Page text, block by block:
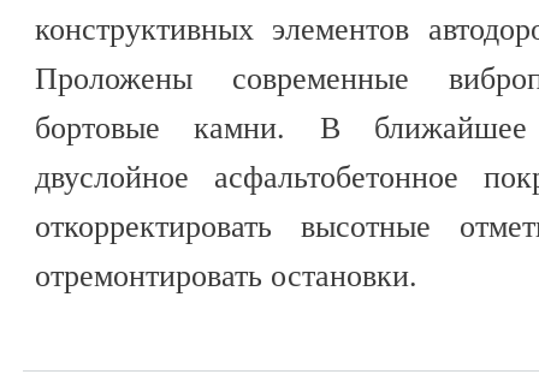
конструктивных элементов
Проложены современные
бортовые камни. В
двуслойное асфальтобетонное
откорректировать высотные
отремонтировать остановки.